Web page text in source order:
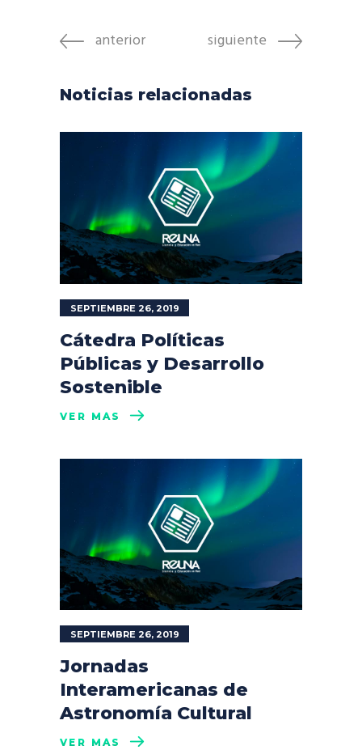
anterior siguiente
Noticias relacionadas
SEPTIEMBRE 26, 2019
Cátedra Políticas
Públicas y Desarrollo
Sostenible
VER MÁS
SEPTIEMBRE 26, 2019
Jornadas
Interamericanas de
Astronomía Cultural
VER MÁS